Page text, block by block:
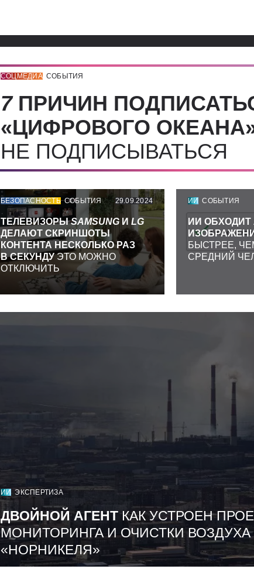
СОЦМЕДИА СОБЫТИЯ
7 ПРИЧИН
«ЦИФРОВОГО
НЕ ПОДПИСЫВАТЬСЯ
БЕЗОПАСНОСТЬ СОБЫТИЯ 29.09.2024
ТЕЛЕВИЗОРЫSAMSUNG И LG
ДЕЛАЮТ СКРИНШОТЫ
КОНТЕНТА НЕСКОЛЬКО РАЗ
В СЕКУНДУЭТО МОЖНО
ОТКЛЮЧИТЬ
ИИ СОБЫТИЯ
ИИ ОБХОДИТ
БЫСТРЕЕ,
СРЕДНИЙ
ИИ ЭКСПЕРТИЗА
ДВОЙНОЙ АГЕНТКАК УСТРОЕН
МОНИТОРИНГА И ОЧИСТКИ ВОЗДУХА
«НОРНИКЕЛЯ»